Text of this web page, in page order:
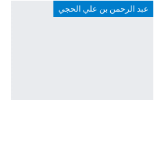
عبد الرحمن بن علي الحجي